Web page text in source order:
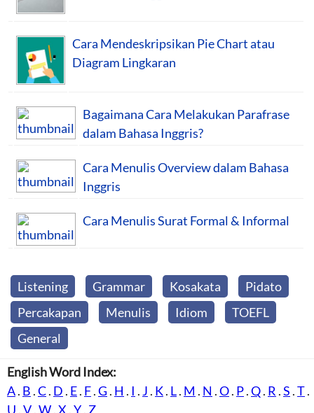
Cara Mendeskripsikan Pie Chart atau
Diagram Lingkaran
Bagaimana Cara Melakukan Parafrase
dalam Bahasa Inggris?
Cara Menulis Overview dalam Bahasa
Inggris
Cara Menulis Surat Formal & Informal
Listening Grammar Kosakata
Pidato
Percakapan
Menulis Idiom
TOEFL
General
English Word Index:
A. B .C. D . E. F.G. H . I . J . K. L. M . N .O. P.Q. R .S .T.
U V W X Y Z